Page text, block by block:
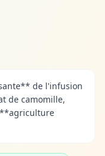
de l'infusion
de camomille,